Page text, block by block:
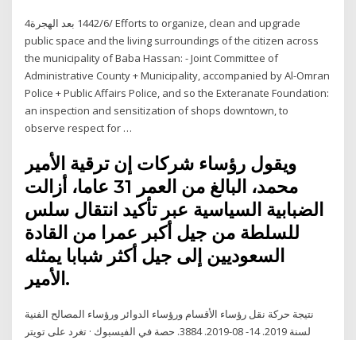
4‏‏/6‏‏/1442 بعد الهجرة Efforts to organize, clean and upgrade
public space and the living surroundings of the citizen across
the municipality of Baba Hassan: - Joint Committee of
Administrative County + Municipality, accompanied by Al-Omran
Police + Public Affairs Police, and so the Exteranate Foundation:
an inspection and sensitization of shops downtown, to
observe respect for …
ويقول رؤساء شركات إن ترقية الأمير
محمد، البالغ من العمر 31 عاما، أزالت
الضبابية السياسية عبر تأكيد انتقال سلس
للسلطة من جيل أكبر عمرا من القادة
السعوديين إلى جيل أكثر شبابا يمثله
الأمير.
نتيجة حركة نقل رؤساء الأقسام ورؤساء الدوائر ورؤساء المصالح الفنية
لسنة 2019. 14- 08-2019. 3884. حصة في الفيسبوك · تغرد على تويتر